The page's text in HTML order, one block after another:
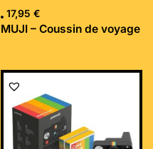
17,95 €
MUJI – Coussin de voyage
Le
initial
était :
169,99 €.
Le